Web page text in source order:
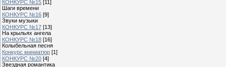
КОНКУРС №15 [11]
Шаги времени
КОНКУРС №16 [9]
Звуки музыки
КОНКУРС №17 [13]
На крыльях ангела
КОНКУРС №18 [16]
Колыбельная песня
Конкурс миниатюр [1]
КОНКУРС №20 [4]
Звездная романтика